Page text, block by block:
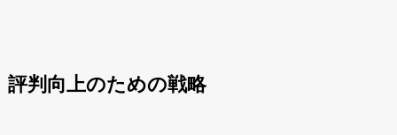
評判向上のための戦略